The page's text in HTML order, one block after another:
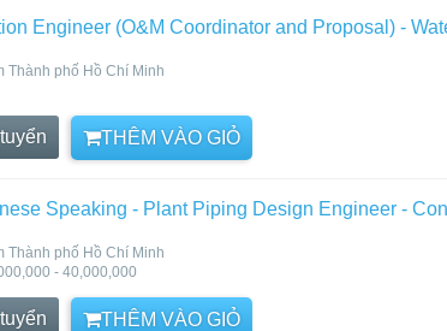
Engineer (O&M Coordinator and Proposal) -
Thành phố Hồ Chí Minh
THÊM VÀO GIỎ
Speaking - Plant Piping Design Engineer -
Thành phố Hồ Chí Minh
- 40,000,000
THÊM VÀO GIỎ